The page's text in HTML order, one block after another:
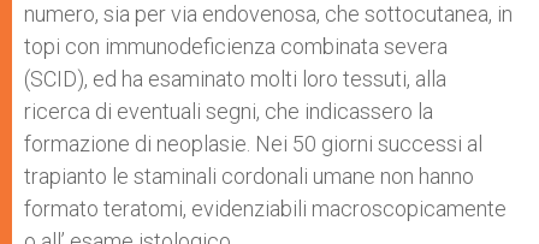
numero, sia per via endovenosa, che sottocutanea, in
topi con immunodeficienza combinata severa
(SCID), ed ha esaminato molti loro tessuti, alla
ricerca di eventuali segni, che indicassero la
formazione di neoplasie. Nei 50 giorni successi al
trapianto le staminali cordonali umane non hanno
formato teratomi, evidenziabili macroscopicamente